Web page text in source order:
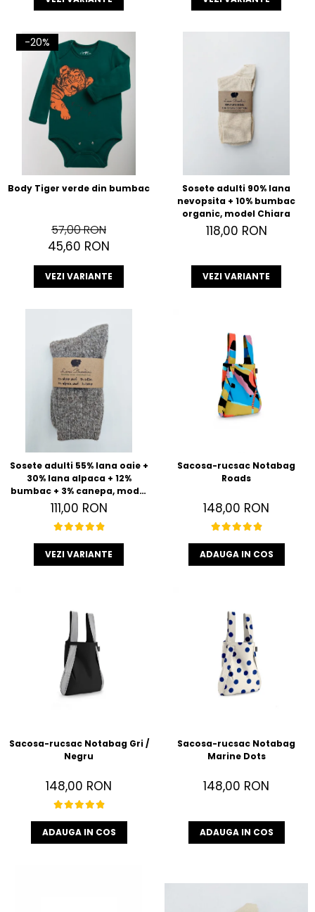
-20%
Body Tiger verde din bumbac
57,00 RON
45,60 RON
VEZI VARIANTE
Sosete adulti 90% lana
nevopsita + 10% bumbac
organic, model Chiara
118,00 RON
VEZI VARIANTE
Sosete adulti 55% lana oaie +
30% lana alpaca + 12%
bumbac + 3% canepa, model
Anna
111,00 RON
VEZI VARIANTE
Sacosa-rucsac Notabag
Roads
148,00 RON
ADAUGA IN COS
Sacosa-rucsac Notabag Gri /
Negru
148,00 RON
ADAUGA IN COS
Sacosa-rucsac Notabag
Marine Dots
148,00 RON
ADAUGA IN COS